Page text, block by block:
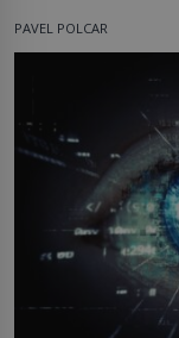
PAVEL POLCAR